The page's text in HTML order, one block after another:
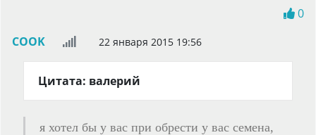
0
COOK
22 января 2015 19:56
Цитата: валерий
я хотел бы у вас при обрести у вас семена,